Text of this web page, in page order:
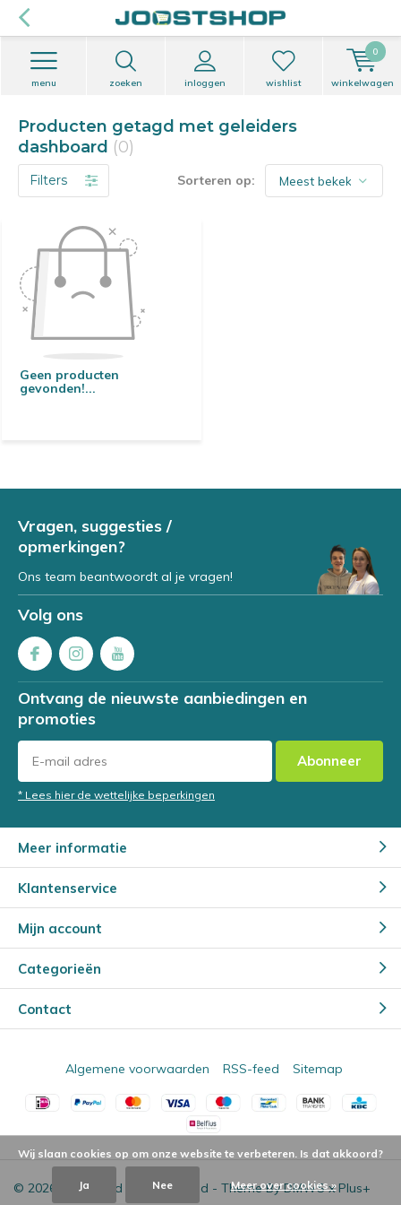
zoeken inloggen
menu wishlist winkelwagen
0
Producten getagd met geleiders
dashboard (0)
Filters Sorteren op:
Geen producten
gevonden!...
Vragen, suggesties /
opmerkingen?
Ons team beantwoordt al je vragen!
Volg ons
Ontvang de nieuwste aanbiedingen en
promoties
Abonneer
* Lees hier de wettelijke beperkingen
Meer informatie
Klantenservice
Mijn account
Categorieën
Contact
© 2026 - Powered by Lightspeed - Theme ByDMWSxPlus+
Algemene voorwaarden RSS-feed Sitemap
Wij slaan cookies op om onze website te verbeteren. Is dat akkoord?
Ja Nee Meer over cookies »